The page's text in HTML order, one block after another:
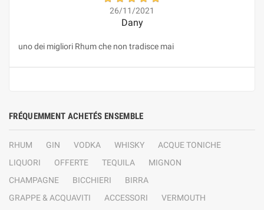
26/11/2021
Dany
uno dei migliori Rhum che non tradisce mai
FRÉQUEMMENT ACHETÉS ENSEMBLE
RHUM GIN VODKA WHISKY
ACQUE TONICHE
LIQUORI
OFFERTE TEQUILA
MIGNON
CHAMPAGNE
BICCHIERI
BIRRA
GRAPPE & ACQUAVITI
ACCESSORI
VERMOUTH